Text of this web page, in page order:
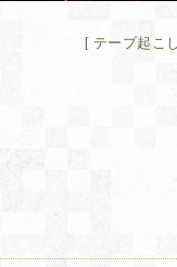
テープ起こ